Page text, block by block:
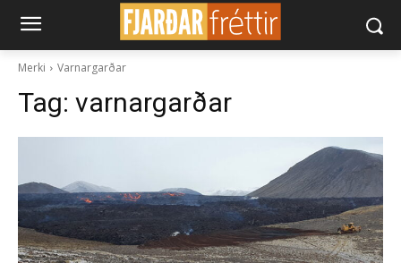
Merki Varnargarðar
Tag: varnargarðar